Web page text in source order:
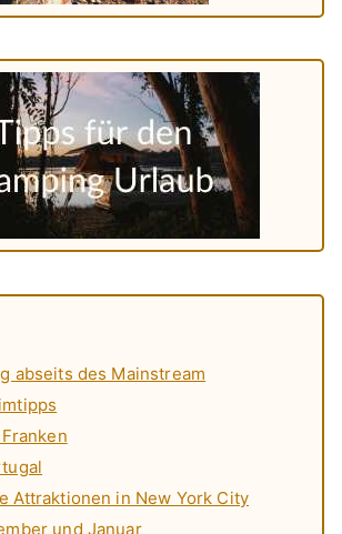
abseits des Mainstream
Attraktionen in New York City
und Januar